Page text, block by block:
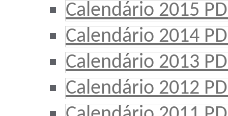
Calendário 2015
Calendário 2014
Calendário 2013
Calendário 2012